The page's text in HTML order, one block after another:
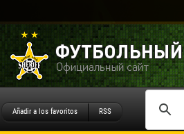
Añadir a los favoritos RSS